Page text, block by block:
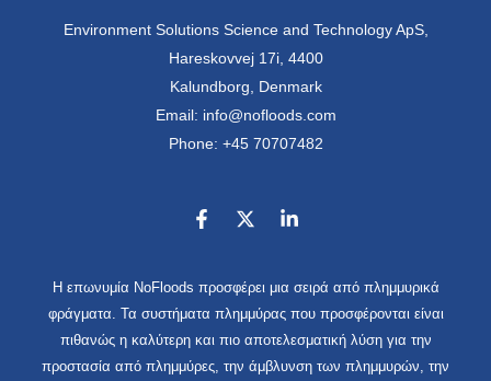
Environment Solutions Science and Technology ApS,
Hareskovvej 17i, 4400
Kalundborg, Denmark
Email: info@nofloods.com
Phone: +45 70707482
Η επωνυμία NoFloods προσφέρει μια σειρά από πλημμυρικά
φράγματα. Τα συστήματα πλημμύρας που προσφέρονται είναι
πιθανώς η καλύτερη και πιο αποτελεσματική λύση για την
προστασία από πλημμύρες, την άμβλυνση των πλημμυρών, την